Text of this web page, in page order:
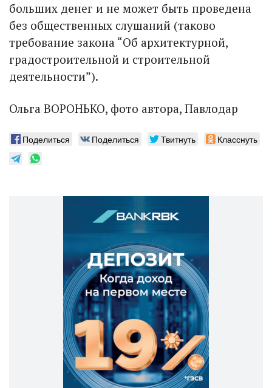
больших денег и не может быть проведена
без общественных слушаний (таково
требование закона “Об архитектурной,
градостроительной и строительной
деятельности”).
Ольга ВОРОНЬКО, фото автора, Павлодар
Поделиться Поделиться Твитнуть Класснуть